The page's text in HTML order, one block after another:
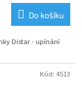
Do košíku
Distar - upínání
Kód: 4513